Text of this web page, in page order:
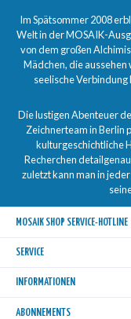
Im Spätsommer 2008
Welt in der MOSAIK-
von dem großen
Mädchen, die aussehen
seelische
Die lustigen Abenteuer
Zeichnerteam in Berlin
kulturgeschichtliche
Recherchen
zuletzt kann man in
MOSAIK SHOP SERVICE-HOTLINE
SERVICE
INFORMATIONEN
ABONNEMENTS